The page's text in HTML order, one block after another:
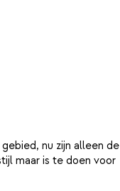
nu zijn alleen de
maar is te doen voor